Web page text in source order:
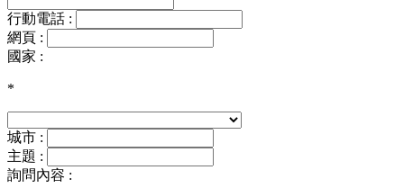
行動電話 :
網頁 :
國家 :
*
城市 :
主題 :
詢問內容 :